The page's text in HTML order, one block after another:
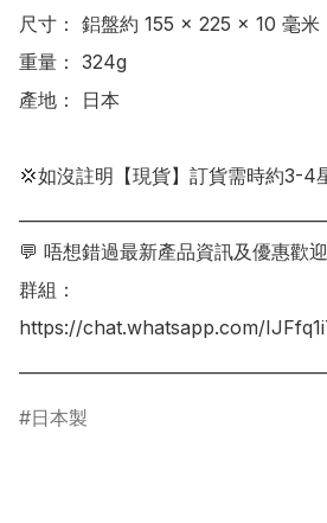
尺寸： 鋁盤約 155 × 225 × 10 毫米
重量： 324g
產地： 日本
💢如沒註明【現貨】訂貨需時約3-4
💬 唔想錯過最新產品資訊及優惠歡
群組：
https://chat.whatsapp.com/
日本製